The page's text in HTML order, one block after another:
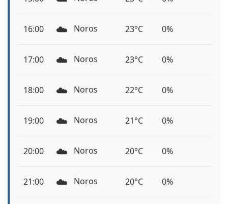
16:00 ☁️ Noros 23°C 0%
17:00 ☁️ Noros 23°C 0%
18:00 ☁️ Noros 22°C 0%
19:00 ☁️ Noros 21°C 0%
20:00 ☁️ Noros 20°C 0%
21:00 ☁️ Noros 20°C 0%